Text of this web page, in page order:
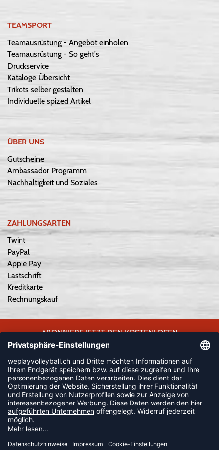
TEAMSPORT
Teamausrüstung - Angebot einholen
Teamausrüstung - So geht's
Druckservice
Kataloge Übersicht
Trikots selber gestalten
Individuelle spized Artikel
ÜBER UNS
Gutscheine
Ambassador Programm
Nachhaltigkeit und Soziales
ZAHLUNGSARTEN
Twint
PayPal
Apple Pay
Lastschrift
Kreditkarte
Rechnungskauf
ABONNIERE JETZT DEN KOSTENLOSEN
WEPLAYVOLLEYBALL-NEWSLETTER UND VERPASSE KEINE
JETZT ANMELDEN
FOLLOW US